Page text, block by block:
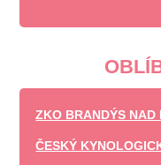
ZKO BRANDÝS NAD
ČESKÝ